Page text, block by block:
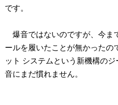
です。
爆音ではないのですが、今ま
ールを履いたことが無かったの
ット システムという新機構の
音にまだ慣れません。